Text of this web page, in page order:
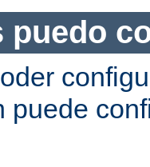
puedo
puede